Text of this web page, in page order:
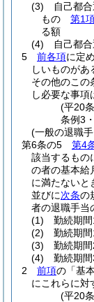
(3)
自己都
もの 第1
る額
(4)
自己都
5
前各項に定
しいものが
その他のこの
し必要な事項
(平20
条例3
(一般の退職
第6条の5
第4
該当するもの
の者の基本給
に満たないと
並びに次条の
者の退職手当
(1)
勤続期
(2)
勤続期
(3)
勤続期
(4)
勤続期
2
前項の「基
にこれらに対
(平20